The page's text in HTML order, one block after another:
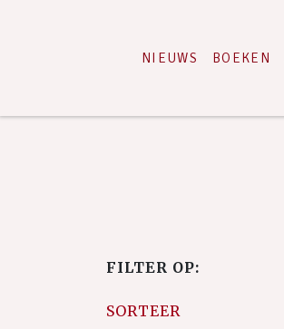
NIEUWS BOEKEN
FILTER OP:
SORTEER